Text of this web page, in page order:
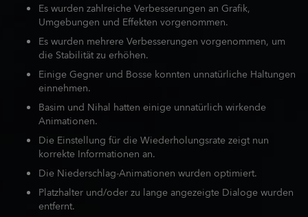
Es wurden zahlreiche Verbesserungen an Grafik,
Umgebungen und Effekten vorgenommen.
Es wurden mehrere Verbesserungen vorgenommen, um
die Stabilität zu erhöhen.
Einige Gegner und Bosse konnten unnatürliche Haltungen
einnehmen.
Basim und Nihal hatten einige unnatürlich wirkende
Animationen.
Die Einstellung für die Wiederholungsrate zeigt nun
korrekte Informationen an.
Die Niederschlag-Animationen wurden optimiert.
Platzhalter und/oder zu lange angezeigte Dialoge wurden
entfernt.